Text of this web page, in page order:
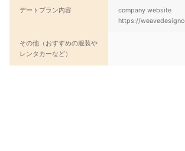
デートプラン内容
company website
https://
その他（おすすめの服装や
レンタカーなど）